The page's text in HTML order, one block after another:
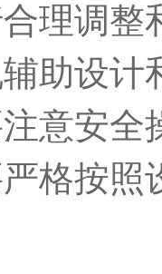
理调整
助设计
意安
格按照